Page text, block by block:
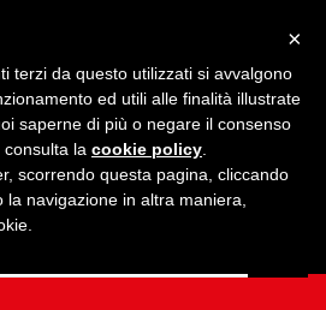
×
terzi da questo utilizzati si avvalgono
ed utili alle finalità illustrate
saperne di più o negare il consenso
la cookie policy
scorrendo questa pagina, cliccando
navigazione in altra maniera,